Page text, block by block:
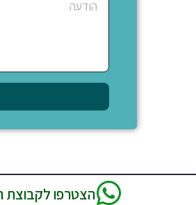
הצטרפו לקבוצת